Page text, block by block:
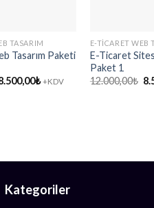
TASARIM
Tasarım Paketi
₺Şu
+KDV
E-TICARET WEB
E-Ticaret
Paket 1
12.000,00₺
Kategoriler